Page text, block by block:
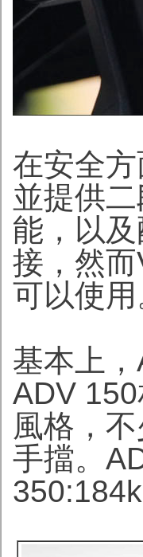
在安全
並提供
能，以
接，然
可以使用
基本上
ADV
風格，
手擋。